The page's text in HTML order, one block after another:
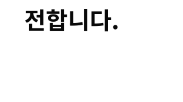
전합니다.